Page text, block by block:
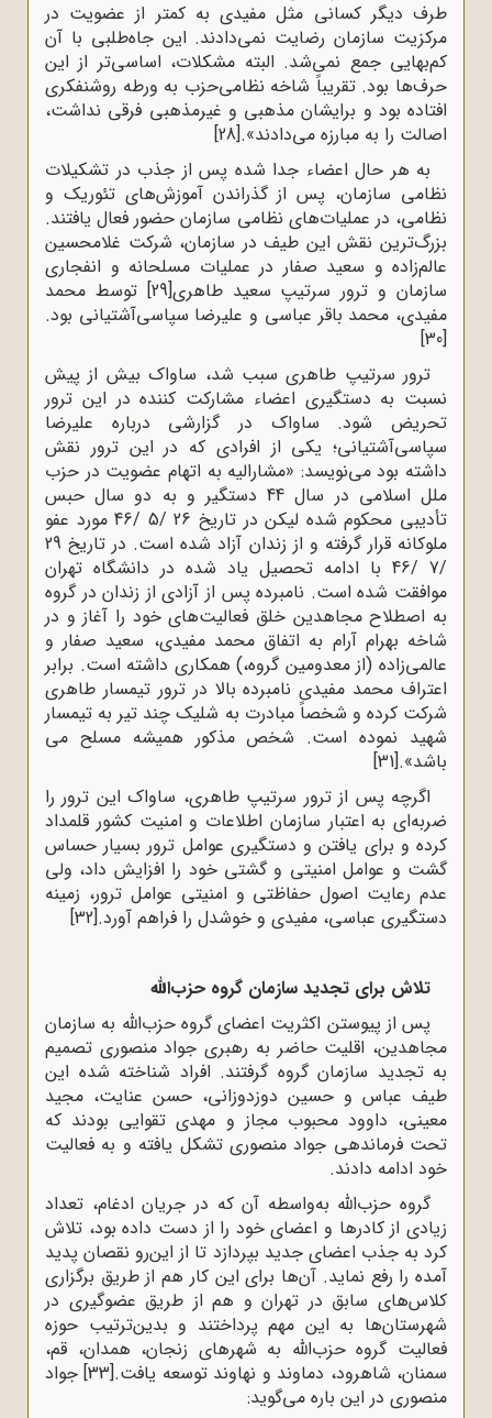
طرف دیگر کسانی مثل مفیدی به کمتر از عضویت در
مرکزیت سازمان رضایت نمی‌دادند. این جاه‌طلبی با آن
کم‌بهایی جمع نمی‌شد. البته مشکلات، اساسی‌تر از این
حرف‌ها بود. تقریباً شاخه نظامی‌حزب به ورطه روشنفکری
افتاده بود و برایشان مذهبی و غیرمذهبی فرقی نداشت،
اصالت را به مبارزه می‌دادند».[28]
به هر حال اعضاء جدا شده پس از جذب در تشکیلات
نظامی سازمان، پس از گذراندن آموزش‌های تئوریک و
نظامی، در عملیات‌های نظامی سازمان حضور فعال یافتند.
بزرگ‌ترین نقش این طیف در سازمان، شرکت غلامحسین
عالم‌زاده و سعید صفار در عملیات مسلحانه و انفجاری
سازمان و ترور سرتیپ سعید طاهری[29]
توسط محمد
مفیدی، محمد باقر عباسی و علیرضا سپاسی‌آشتیانی بود.
[30]
ترور سرتیپ طاهری سبب شد، ساواک بیش از پیش
نسبت به دستگیری اعضاء مشارکت کننده در این ترور
تحریض شود. ساواک در گزارشی درباره علیرضا
سپاسی‌آشتیانی؛ یکی از افرادی که در این ترور نقش
داشته بود می‌نویسد: «مشارالیه به اتهام عضویت در حزب
ملل اسلامی در سال 44 دستگیر و به دو سال حبس
تأدیبی محکوم شده لیکن در تاریخ 26 /5 /46 مورد عفو
ملوکانه قرار گرفته و از زندان آزاد شده است. در تاریخ 29
/7 /46 با ادامه تحصیل یاد شده در دانشگاه تهران
موافقت شده است. نامبرده پس از آزادی از زندان در گروه
به اصطلاح مجاهدین خلق فعالیت‌های خود را آغاز و در
شاخه بهرام آرام به اتفاق محمد مفیدی، سعید صفار و
عالمی‌زاده (از معدومین گروه،) همکاری داشته است. برابر
اعتراف محمد مفیدی نامبرده بالا در ترور تیمسار طاهری
شرکت کرده و شخصاً مبادرت به شلیک چند تیر به تیمسار
شهید نموده است. شخص مذکور همیشه مسلح می
باشد».[31]
اگرچه پس از ترور سرتیپ طاهری، ساواک این ترور را
ضربه‌ای به اعتبار سازمان اطلاعات و امنیت کشور قلمداد
کرده و برای یافتن و دستگیری عوامل ترور بسیار حساس
گشت و عوامل امنیتی و گشتی خود را افزایش داد، ولی
عدم رعایت اصول حفاظتی و امنیتی عوامل ترور، زمینه
دستگیری عباسی، مفیدی و خوشدل را فراهم آورد.[32]
تلاش برای تجدید سازمان گروه حزب‌الله
پس از پیوستن اکثریت اعضای گروه حزب‌الله به سازمان
مجاهدین، اقلیت حاضر به رهبری جواد منصوری تصمیم
به تجدید سازمان گروه گرفتند. افراد شناخته شده این
طیف عباس و حسین دوزدوزانی، حسن عنایت، مجید
معینی، داوود محبوب مجاز و مهدی تقوایی بودند که
تحت فرماندهی جواد منصوری تشکل یافته و به فعالیت
خود ادامه دادند.
گروه حزب‌الله به‌واسطه آن که در جریان ادغام، تعداد
زیادی از کادرها و اعضای خود را از دست داده بود، تلاش
کرد به جذب اعضای جدید بپردازد تا از این‌رو نقصان پدید
آمده را رفع نماید. آن‌ها برای این کار هم از طریق برگزاری
کلاس‌های سابق در تهران و هم از طریق عضوگیری در
شهرستان‌ها به این مهم پرداختند و بدین‌ترتیب حوزه
فعالیت گروه حزب‌الله به شهرهای زنجان، همدان، قم،
سمنان، شاهرود، دماوند و نهاوند توسعه یافت.[33]
جواد
منصوری در این باره می‌گوید: